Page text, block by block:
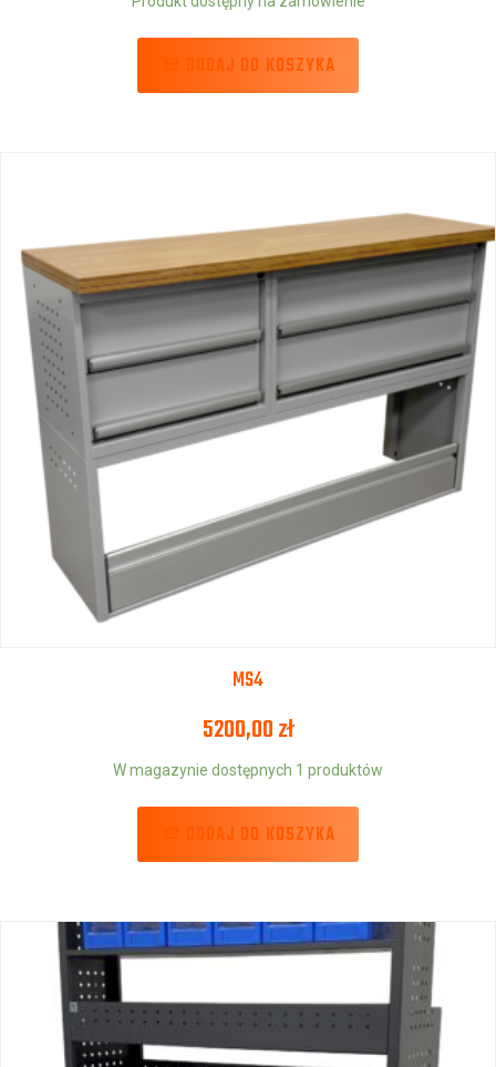
DODAJ DO KOSZYKA
MS4
5200,00zł
W magazynie dostępnych 1 produktów
DODAJ DO KOSZYKA